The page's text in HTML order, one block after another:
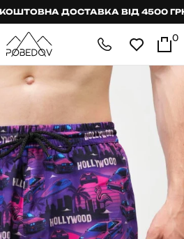
ДОСТАВКА ВІД 4500 ГРН.
0